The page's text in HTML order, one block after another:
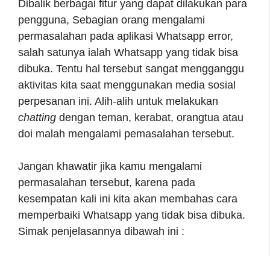
Dibalik berbagai fitur yang dapat dilakukan para
pengguna, Sebagian orang mengalami
permasalahan pada aplikasi Whatsapp error,
salah satunya ialah Whatsapp yang tidak bisa
dibuka. Tentu hal tersebut sangat mengganggu
aktivitas kita saat menggunakan media sosial
perpesanan ini. Alih-alih untuk melakukan
chatting dengan teman, kerabat, orangtua atau
doi malah mengalami pemasalahan tersebut.
Jangan khawatir jika kamu mengalami
permasalahan tersebut, karena pada
kesempatan kali ini kita akan membahas cara
memperbaiki Whatsapp yang tidak bisa dibuka.
Simak penjelasannya dibawah ini :